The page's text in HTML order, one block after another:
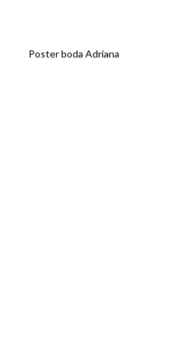
Poster boda Adriana